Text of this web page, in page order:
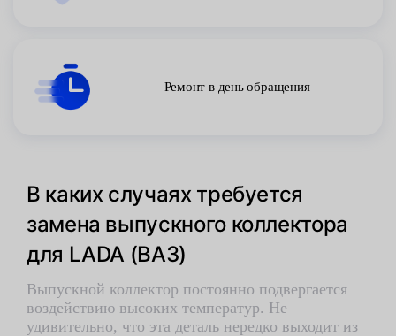
Ремонт в день обращения
В каких случаях требуется
замена выпускного коллектора
для LADA (ВАЗ)
Выпускной коллектор постоянно подвергается
воздействию высоких температур. Не
удивительно, что эта деталь нередко выходит из